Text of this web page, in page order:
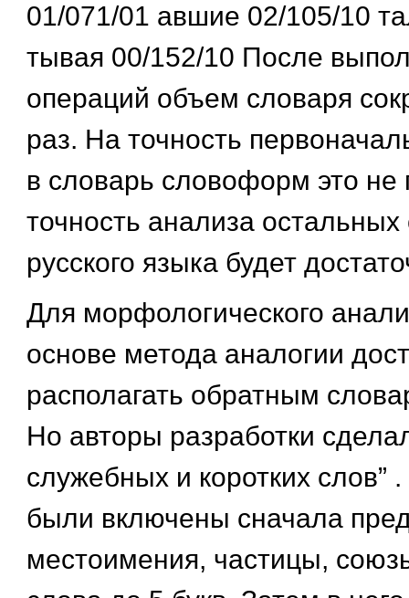
01/071/01 авшие 02/105/10
тывая 00/152/10 После
операций объем словаря
раз. На точность
в словарь словоформ это не
точность анализа
русского языка будет
Для морфологического
основе метода аналогии
располагать обратным
Но авторы разработки
служебных и коротких слов”
были включены сначала
местоимения, частицы,